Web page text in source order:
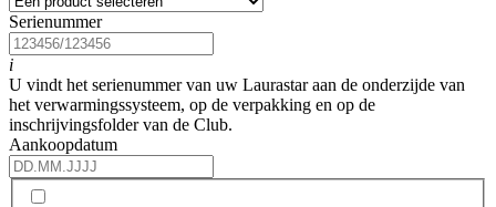
Serienummer
i
U vindt het serienummer van uw Laurastar aan de onderzijde van
het verwarmingssysteem, op de verpakking en op de
inschrijvingsfolder van de Club.
Aankoopdatum